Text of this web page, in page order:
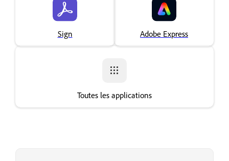
Sign Adobe Express
Toutes les applications